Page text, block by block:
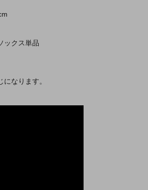
ックス単品
なります。